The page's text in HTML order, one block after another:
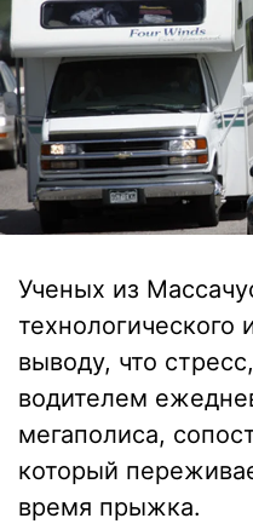
Ученых из
технологического
выводу, что
водителем
мегаполиса,
который
время прыжка.